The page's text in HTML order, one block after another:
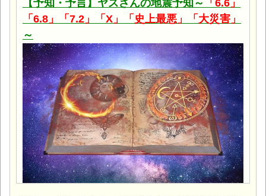
【予知・予言】ヤスさんの地震予知～
「6.6」
「6.8」「7.2」「X」「史上最悪」「大災害」
～